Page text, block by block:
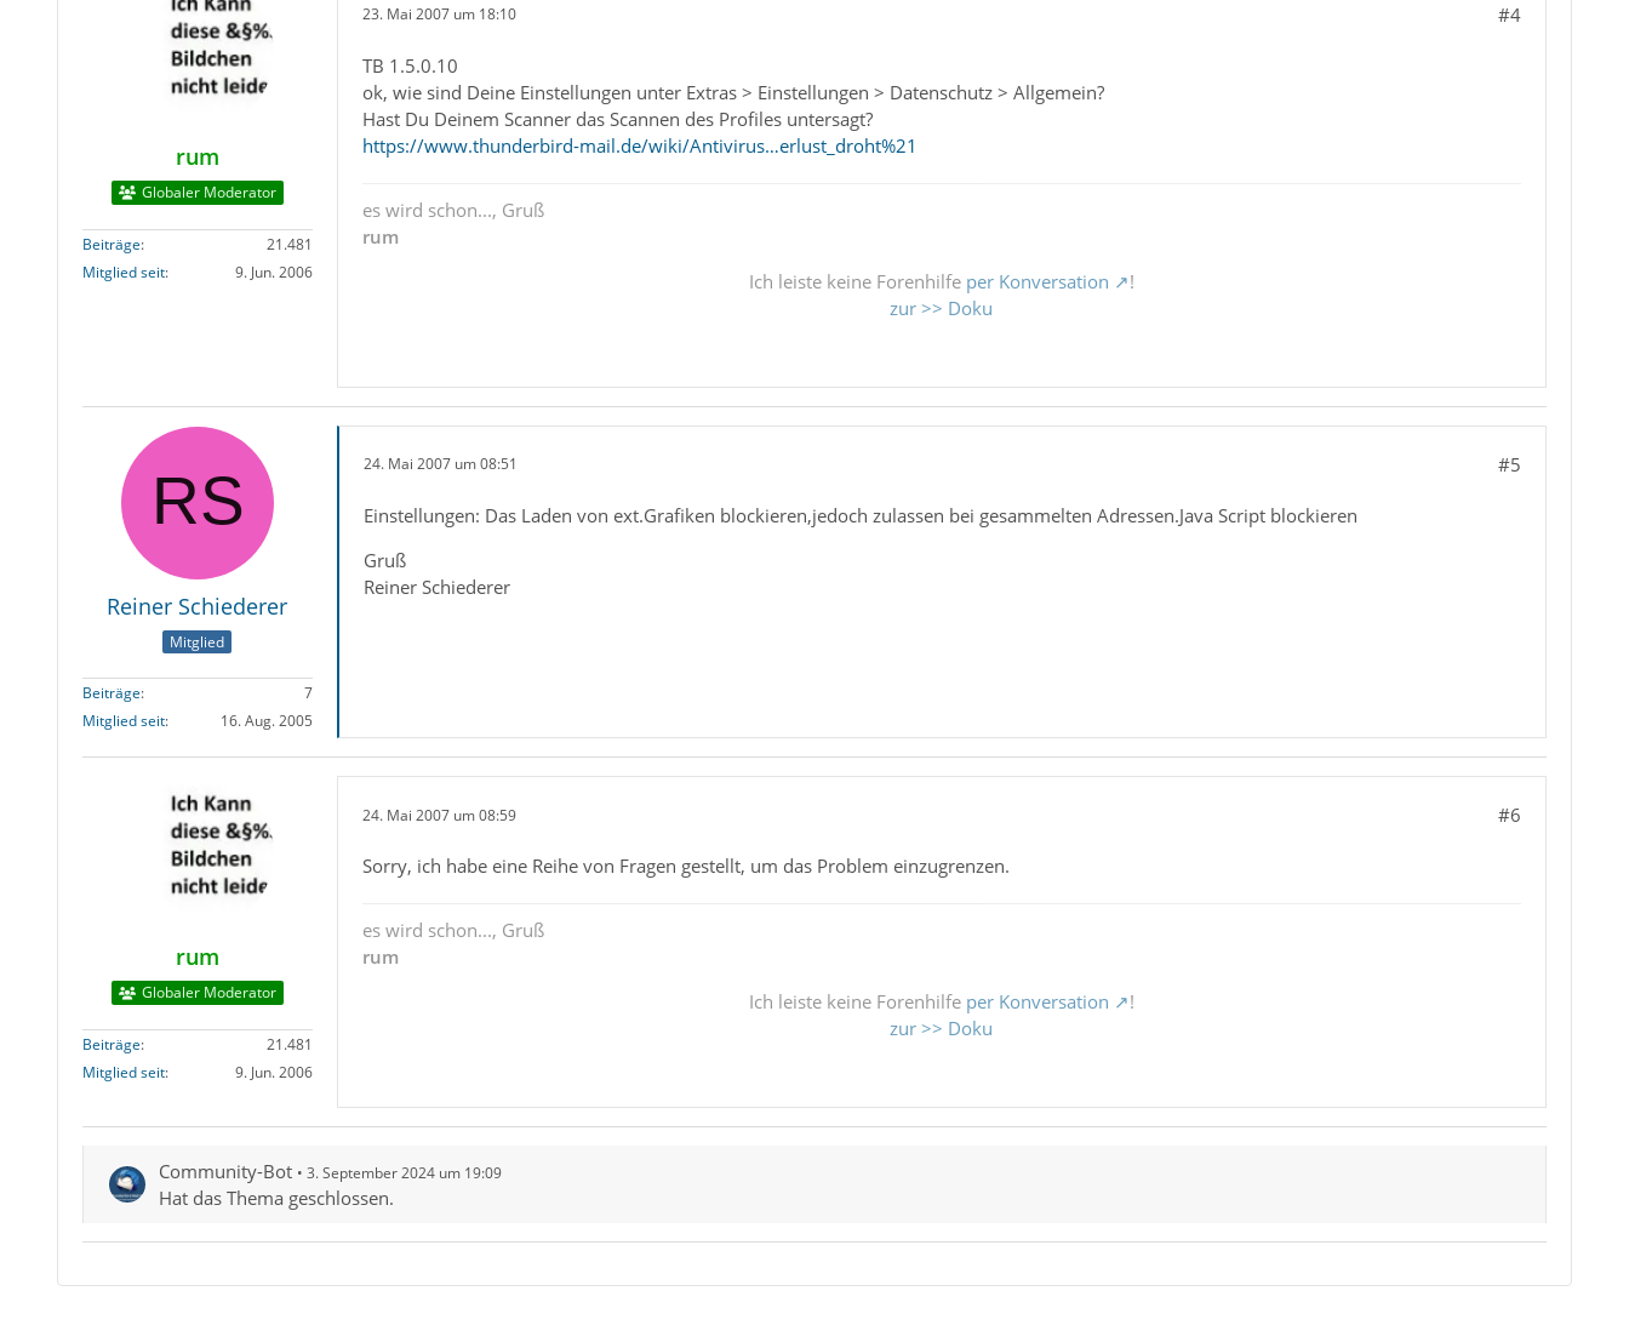
rum
Globaler Moderator
Beiträge
21.481
Mitglied seit
9. Jun. 2006
23. Mai 2007 um 18:10 #4
TB 1.5.0.10
ok, wie sind Deine Einstellungen unter Extras > Einstellungen > Datenschutz > Allgemein?
Hast Du Deinem Scanner das Scannen des Profiles untersagt?
https://www.thunderbird-mail.de/wiki/Antivirus…erlust_droht%21
es wird schon..., Gruß
rum
Ich leiste keine Forenhilfe per Konversation
!
zur >> Doku
Reiner Schiederer
Mitglied
Beiträge
7
Mitglied seit
16. Aug. 2005
24. Mai 2007 um 08:51 #5
Einstellungen: Das Laden von ext.Grafiken blockieren,jedoch zulassen bei gesammelten Adressen.Java Script blockieren
Gruß
Reiner Schiederer
rum
Globaler Moderator
Beiträge
21.481
Mitglied seit
9. Jun. 2006
24. Mai 2007 um 08:59 #6
Sorry, ich habe eine Reihe von Fragen gestellt, um das Problem einzugrenzen.
es wird schon..., Gruß
rum
Ich leiste keine Forenhilfe per Konversation
!
zur >> Doku
Community-Bot 3. September 2024 um 19:09
Hat das Thema geschlossen.